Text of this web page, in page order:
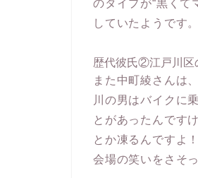
のタイプが“黒くて
していたようです。
歴代彼氏②江戸川区
また中町綾さんは
川の男はバイクに
とがあったんです
とか凍るんですよ
会場の笑いをさそ